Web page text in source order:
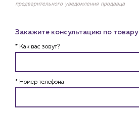
предварительного уведомления продавца
Закажите консультацию по товару
* Как вас зовут?
* Номер телефона